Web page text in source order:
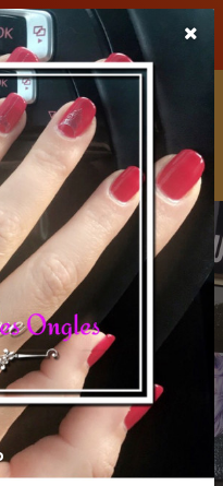
LaCarte sur
Play Store
l'app LaCarte pour suivre vos
rien rater !